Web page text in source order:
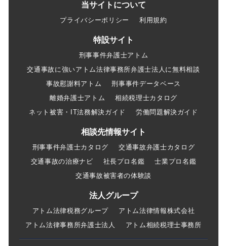
当サイトについて
プライバシーポリシー 利用規約
特設サイト
刑事事件弁護士アトム
交通事故に強いアトム法律事務所弁護士法人に無料相談
事故慰謝料アトム
刑事事件データベース
離婚弁護士アトム
相続税理士カタログ
ネット被害・IT法務解決ガイド
労働問題解決ガイド
相談先情報サイト
刑事事件弁護士カタログ
交通事故弁護士カタログ
交通事故の治療ナビ
社長プロ名鑑
士業プロ名鑑
交通事故被害者の体験談
法人グループ
アトム法律税務グループ
アトム法律情報株式会社
アトム法律事務所弁護士法人
アトム相続税理士事務所